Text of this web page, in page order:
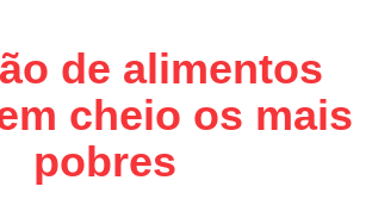
de alimentos
cheio os mais
pobres